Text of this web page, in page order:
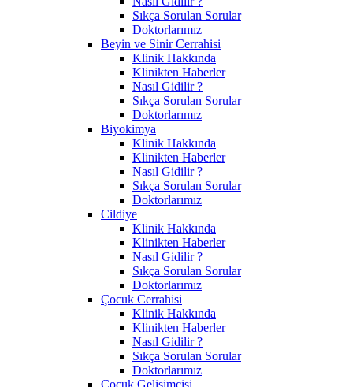
Sıkça Sorulan Sorular
Doktorlarımız
Beyin ve Sinir Cerrahisi
Klinik Hakkında
Klinikten Haberler
Nasıl Gidilir ?
Sıkça Sorulan Sorular
Doktorlarımız
Biyokimya
Klinik Hakkında
Klinikten Haberler
Nasıl Gidilir ?
Sıkça Sorulan Sorular
Doktorlarımız
Cildiye
Klinik Hakkında
Klinikten Haberler
Nasıl Gidilir ?
Sıkça Sorulan Sorular
Doktorlarımız
Çocuk Cerrahisi
Klinik Hakkında
Klinikten Haberler
Nasıl Gidilir ?
Sıkça Sorulan Sorular
Doktorlarımız
Çocuk Gelişimcisi